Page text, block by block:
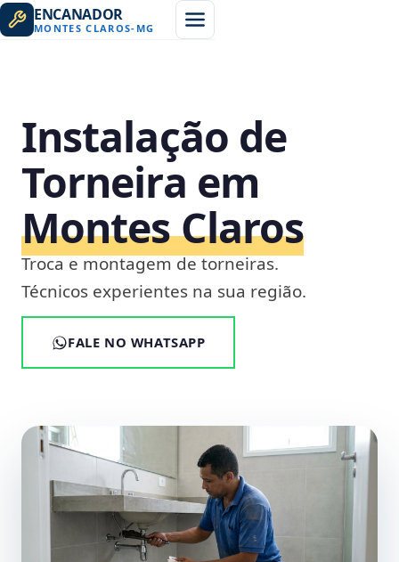
ENCANADOR
MONTES CLAROS- MG
Instalação de
Torneira em
Montes Claros
Troca e montagem de torneiras.
Técnicos experientes na sua região.
FALE NO WHATSAPP